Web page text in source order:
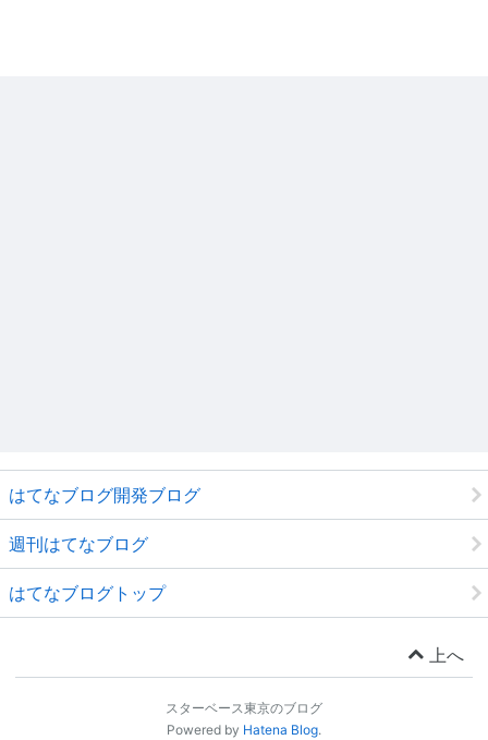
はてなブログ開発ブログ
週刊はてなブログ
はてなブログトップ
上へ
スターベース東京のブログ
Powered by Hatena Blog.